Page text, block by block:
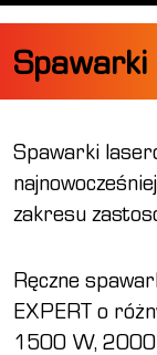
Spawarki
zakresu
Ręczne
EXPERT o
1500 W, 2000